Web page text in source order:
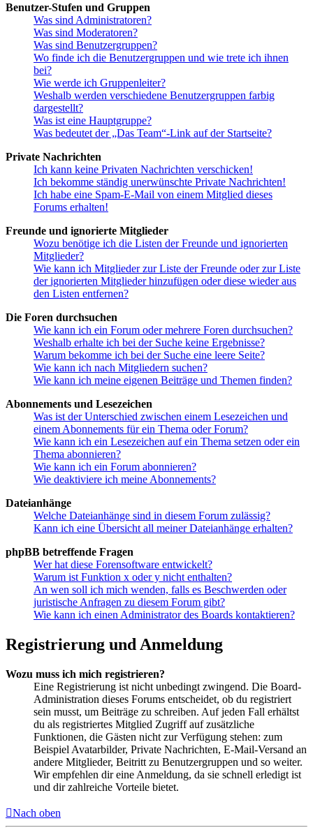
Benutzer-Stufen und Gruppen
Was sind Administratoren?
Was sind Moderatoren?
Was sind Benutzergruppen?
Wo finde ich die Benutzergruppen und wie trete ich ihnen
bei?
Wie werde ich Gruppenleiter?
Weshalb werden verschiedene Benutzergruppen farbig
dargestellt?
Was ist eine Hauptgruppe?
Was bedeutet der „Das Team“-Link auf der Startseite?
Private Nachrichten
Ich kann keine Privaten Nachrichten verschicken!
Ich bekomme ständig unerwünschte Private Nachrichten!
Ich habe eine Spam-E-Mail von einem Mitglied dieses
Forums erhalten!
Freunde und ignorierte Mitglieder
Wozu benötige ich die Listen der Freunde und ignorierten
Mitglieder?
Wie kann ich Mitglieder zur Liste der Freunde oder zur Liste
der ignorierten Mitglieder hinzufügen oder diese wieder aus
den Listen entfernen?
Die Foren durchsuchen
Wie kann ich ein Forum oder mehrere Foren durchsuchen?
Weshalb erhalte ich bei der Suche keine Ergebnisse?
Warum bekomme ich bei der Suche eine leere Seite?
Wie kann ich nach Mitgliedern suchen?
Wie kann ich meine eigenen Beiträge und Themen finden?
Abonnements und Lesezeichen
Was ist der Unterschied zwischen einem Lesezeichen und
einem Abonnements für ein Thema oder Forum?
Wie kann ich ein Lesezeichen auf ein Thema setzen oder ein
Thema abonnieren?
Wie kann ich ein Forum abonnieren?
Wie deaktiviere ich meine Abonnements?
Dateianhänge
Welche Dateianhänge sind in diesem Forum zulässig?
Kann ich eine Übersicht all meiner Dateianhänge erhalten?
phpBB betreffende Fragen
Wer hat diese Forensoftware entwickelt?
Warum ist Funktion x oder y nicht enthalten?
An wen soll ich mich wenden, falls es Beschwerden oder
juristische Anfragen zu diesem Forum gibt?
Wie kann ich einen Administrator des Boards kontaktieren?
Registrierung und Anmeldung
Wozu muss ich mich registrieren?
Eine Registrierung ist nicht unbedingt zwingend. Die Board-
Administration dieses Forums entscheidet, ob du registriert
sein musst, um Beiträge zu schreiben. Auf jeden Fall erhältst
du als registriertes Mitglied Zugriff auf zusätzliche
Funktionen, die Gästen nicht zur Verfügung stehen: zum
Beispiel Avatarbilder, Private Nachrichten, E-Mail-Versand an
andere Mitglieder, Beitritt zu Benutzergruppen und so weiter.
Wir empfehlen dir eine Anmeldung, da sie schnell erledigt ist
und dir zahlreiche Vorteile bietet.
Nach oben